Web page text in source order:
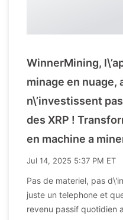
WinnerMining,
minage en nuage,
n\’investissent
des XRP !
en machine a
Jul 14, 2025 5:37 PM ET
Pas de materiel, pas
juste un telephone et
revenu passif quotidien